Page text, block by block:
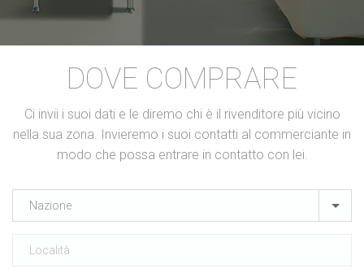
DOVE COMPRARE
Ci invii i suoi dati e le diremo chi è il rivenditore più vicino
nella sua zona. Invieremo i suoi contatti al commerciante in
modo che possa entrare in contatto con lei.
Nazione